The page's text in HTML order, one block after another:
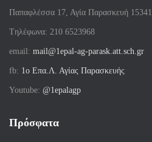
Παπαφλέσσα 17, Αγία Παρασκευή 15341
Tηλέφωνα: 210 6523968
email: mail@1epal-ag-parask.att.sch.gr
fb: 1ο Επα.Λ. Αγίας Παρασκευής
Youtube: @1epalagp
Πρόσφατα